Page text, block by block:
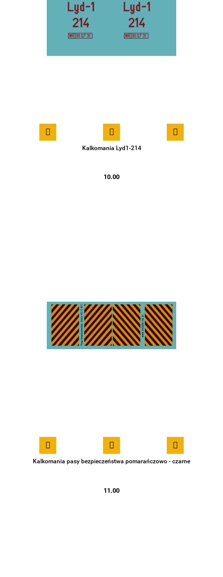
Kalkomania Lyd1-214
10.00
Kalkomania pasy bezpieczeństwa pomarańczowo - czarne
11.00